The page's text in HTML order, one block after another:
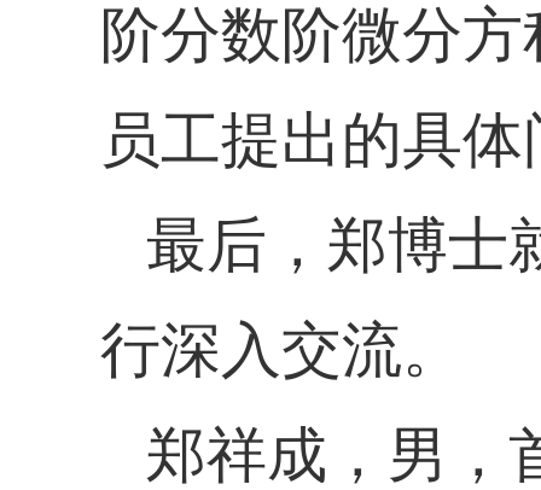
阶分数阶微分
员工提出的具
最后，郑博士
行深入交流。
郑祥成，男，